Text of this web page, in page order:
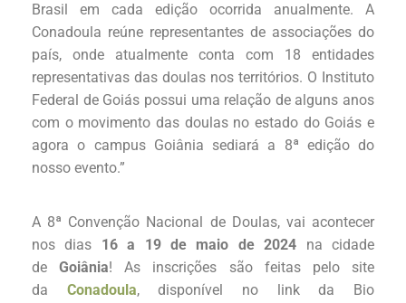
Brasil em cada edição ocorrida anualmente. A
Conadoula reúne representantes de associações do
país, onde atualmente conta com 18 entidades
representativas das doulas nos territórios. O Instituto
Federal de Goiás possui uma relação de alguns anos
com o movimento das doulas no estado do Goiás e
agora o campus Goiânia sediará a 8ª edição do
nosso evento.”
A 8ª Convenção Nacional de Doulas, vai acontecer
nos dias
16 a 19 de maio de 2024
na cidade
de
Goiânia! As inscrições são feitas pelo site
da
Conadoula, disponível no link da Bio